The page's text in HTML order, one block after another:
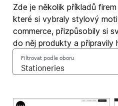
Zde je několik příkladů
které si vybraly stylový
commerce, přizpůsobily si
do něj produkty a připravily
Filtrovat podle oboru